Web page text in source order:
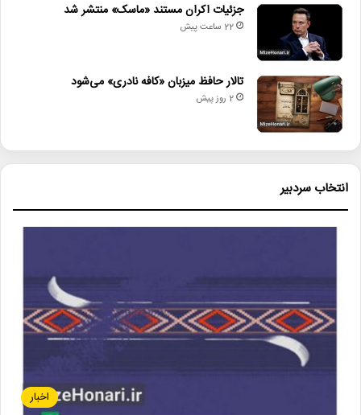
جزئیات اکران مستند «ماسک» منتشر شد
22 ساعت پیش
تالار حافظ میزبان «کافه نادری» می‌شود
2 روز پیش
انتخاب سردبیر
اخبار